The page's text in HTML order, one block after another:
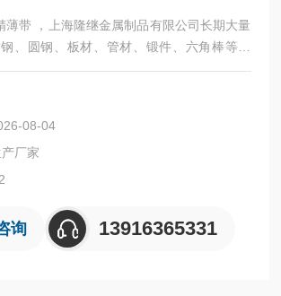
公司长期大量
、圆钢、板材、管材、锻件、六角棒等材
集生产、加工、销售与一体的大型不锈钢钢
08-04
厂家
询 13916365331